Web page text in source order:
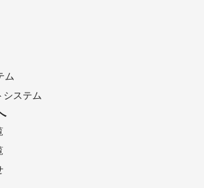
ム
システム